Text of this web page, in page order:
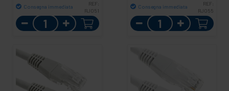
Consegna immediata
REF:
RJ051
Quantità
Consegna immediata
REF:
RJ055
Quantità